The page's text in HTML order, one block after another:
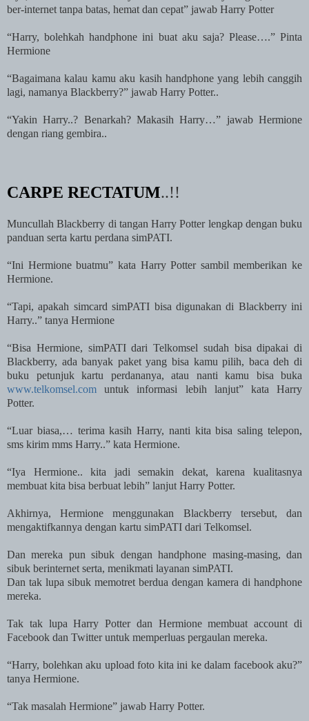
ber-internet tanpa batas, hemat dan cepat” jawab Harry Potter
“Harry, bolehkah handphone ini buat aku saja? Please….” Pinta
Hermione
“Bagaimana kalau kamu aku kasih handphone yang lebih canggih
lagi, namanya Blackberry?” jawab Harry Potter..
“Yakin Harry..? Benarkah? Makasih Harry…” jawab Hermione
dengan riang gembira..
CARPE RECTATUM..!!
Muncullah Blackberry di tangan Harry Potter lengkap dengan buku
panduan serta kartu perdana simPATI.
“Ini Hermione buatmu” kata Harry Potter sambil memberikan ke
Hermione.
“Tapi, apakah simcard simPATI bisa digunakan di Blackberry ini
Harry..” tanya Hermione
“Bisa Hermione, simPATI dari Telkomsel sudah bisa dipakai di
Blackberry, ada banyak paket yang bisa kamu pilih, baca deh di
buku petunjuk kartu perdananya, atau nanti kamu bisa buka
www.telkomsel.com untuk informasi lebih lanjut” kata Harry
Potter.
“Luar biasa,… terima kasih Harry, nanti kita bisa saling telepon,
sms kirim mms Harry..” kata Hermione.
“Iya Hermione.. kita jadi semakin dekat, karena kualitasnya
membuat kita bisa berbuat lebih” lanjut Harry Potter.
Akhirnya, Hermione menggunakan Blackberry tersebut, dan
mengaktifkannya dengan kartu simPATI dari Telkomsel.
Dan mereka pun sibuk dengan handphone masing-masing, dan
sibuk berinternet serta, menikmati layanan simPATI.
Dan tak lupa sibuk memotret berdua dengan kamera di handphone
mereka.
Tak tak lupa Harry Potter dan Hermione membuat account di
Facebook dan Twitter untuk memperluas pergaulan mereka.
“Harry, bolehkan aku upload foto kita ini ke dalam facebook aku?”
tanya Hermione.
“Tak masalah Hermione” jawab Harry Potter.